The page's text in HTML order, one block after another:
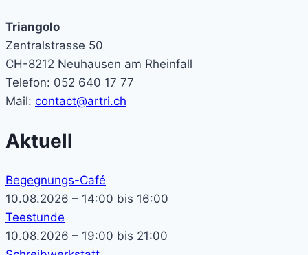
Triangolo
Zentralstrasse 50
CH-8212 Neuhausen am Rheinfall
Telefon: 052 640 17 77
Mail: contact@artri.ch
Aktuell
Begegnungs-Café
10.08.2026 – 14:00 bis 16:00
Teestunde
10.08.2026 – 19:00 bis 21:00